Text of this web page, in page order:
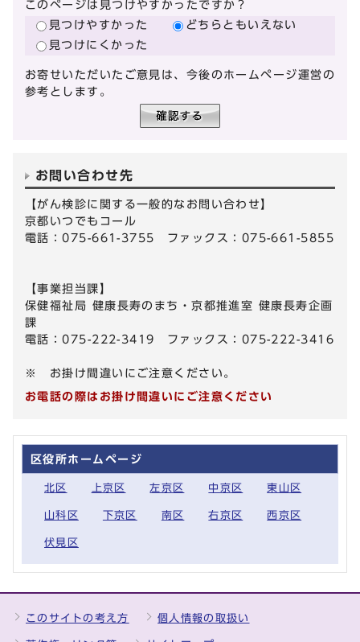
このページは見つけやすかったですか？
見つけやすかった
どちらともいえない
見つけにくかった
お寄せいただいたご意見は、今後のホームページ運営の
参考とします。
お問い合わせ先
【がん検診に関する一般的なお問い合わせ】
京都いつでもコール
電話：075-661-3755 ファックス：075-661-5855
【事業担当課】
保健福祉局 健康長寿のまち・京都推進室 健康長寿企画
課
電話：075-222-3419 ファックス：075-222-3416
※ お掛け間違いにご注意ください。
お電話の際はお掛け間違いにご注意ください
区役所ホームページ
北区 上京区 左京区 中京区 東山区
山科区 下京区 南区 右京区 西京区
伏見区
このサイトの考え方 個人情報の取扱い